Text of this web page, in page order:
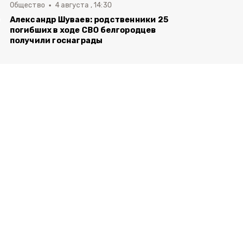
Общество 4 августа , 14:30
Александр Шуваев: родственники 25
погибших в ходе СВО белгородцев
получили госнаграды